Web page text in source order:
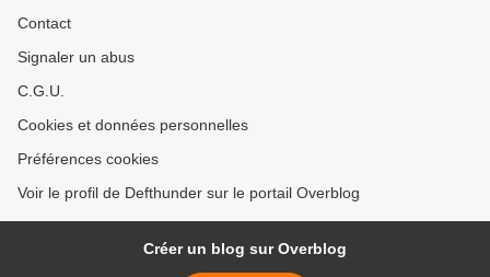
Contact
Signaler un abus
C.G.U.
Cookies et données personnelles
Préférences cookies
Voir le profil de Defthunder sur le portail Overblog
Créer un blog sur Overblog